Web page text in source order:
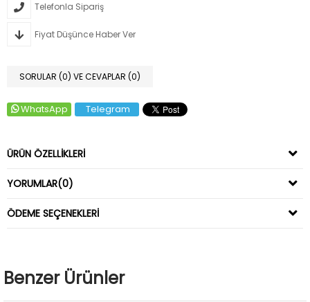
Telefonla Sipariş
Fiyat Düşünce Haber Ver
SORULAR (0) VE CEVAPLAR (0)
WhatsApp Telegram
ÜRÜN ÖZELLIKLERI
YORUMLAR(0)
ÖDEME SEÇENEKLERI
Benzer Ürünler